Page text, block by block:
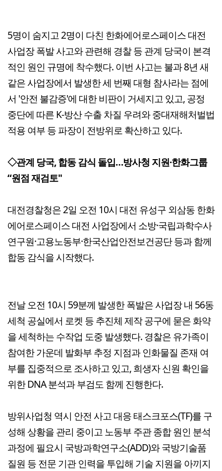
5명이 숨지고 2명이 다친 한화에어로스페이스 대전
사업장 폭발 사고와 관련해 경찰 등 관계 당국이 본격
적인 원인 규명에 착수했다. 이번 사고는 불과 8년 새
같은 사업장에서 발생한 세 번째 대형 참사라는 점에
서 '안전 불감증'에 대한 비판이 거세지고 있고, 공정
중단에 따른 K-방산 수출 차질 우려와 중대재해처벌법
적용 여부 등 파장이 전방위로 확산하고 있다.
◇관계 당국, 합동 감식 돌입…방사청 지원·한화그룹
“원점 재검토"
대전경찰청은 2일 오전 10시 대전 유성구 외삼동 한화
에어로스페이스 대전 사업장에서 소방·국립과학수사
연구원·고용노동부·한국산업안전보건공단 등과 함께
합동 감식을 시작했다.
전날 오전 10시 59분께 발생한 폭발은 사업장 내 56동
세척 공실에서 로켓 등 추진체 제작 공구에 묻은 화약
을 세척하는 수작업 도중 발생했다. 경찰은 유가족이
참여한 가운데 발화부 추정 지점과 인화물질 존재 여
부를 집중적으로 조사하고 있고, 희생자 신원 확인을
위한 DNA 분석과 부검도 함께 진행한다.
방위사업청 역시 안전 사고 대응 태스크포스(TF)를 구
성해 상황을 관리 중이고 노동부 주관 종합 원인 분석
과정에 필요시 국방과학연구소(ADD)와 국방기술품
질원 등 전문 기관 인력을 투입해 기술 지원을 아끼지